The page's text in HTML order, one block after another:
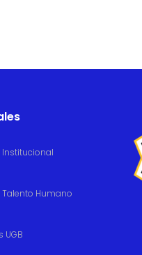
Institucional
Talento Humano
UGB